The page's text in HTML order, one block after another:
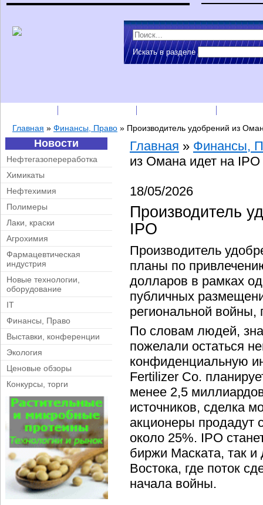
Искать в разделе
Главная » Финансы, Право » Производитель удобрений из
Новости
Нефтегазопереработка
Химикаты
Нефтехимия
Полимеры
Лаки, краски
Агрохимия
Фармацевтическая
индустрия
Новые технологии,
оборудование
IT
Финансы, Право
Выставки, конференции
Экология
Ценовые обзоры
Конкурсы, торги
Главная » Финансы,
из Омана идет на IPO
18/05/2026
Производитель
IPO
Производитель
планы по
долларов в рамках
публичных
региональной войны,
По словам людей,
пожелали остаться
конфиденциальную
Fertilizer Co.
менее 2,5
источников, сделка
акционеры продадут
около 25%. IPO
биржи Маската, так и
Востока, где поток
начала войны.